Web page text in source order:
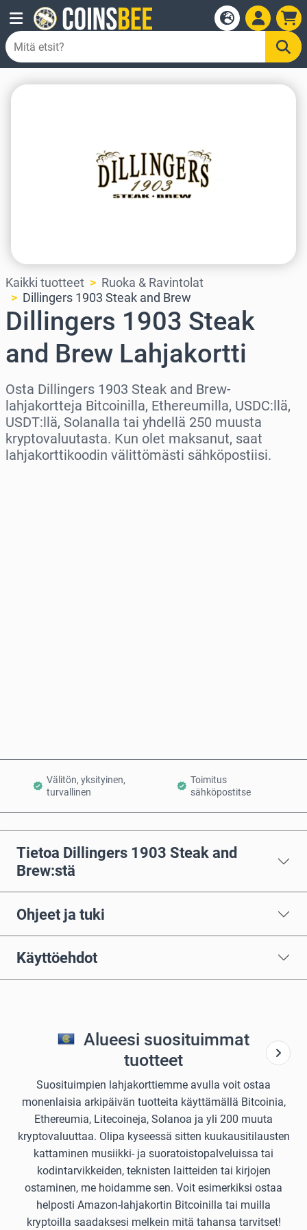
Kaikki tuotteet
Ruoka & Ravintolat
Dillingers 1903 Steak and Brew
Dillingers 1903 Steak
and Brew Lahjakortti
Osta Dillingers 1903 Steak and Brew-
lahjakortteja Bitcoinilla, Ethereumilla, USDC:llä,
USDT:llä, Solanalla tai yhdellä 250 muusta
kryptovaluutasta. Kun olet maksanut, saat
lahjakorttikoodin välittömästi sähköpostiisi.
Välitön, yksityinen,
turvallinen
Toimitus
sähköpostitse
Tietoa Dillingers 1903 Steak and
Brew:stä
Ohjeet ja tuki
Käyttöehdot
Alueesi suosituimmat
tuotteet
Suosituimpien lahjakorttiemme avulla voit ostaa
monenlaisia arkipäivän tuotteita käyttämällä Bitcoinia,
Ethereumia, Litecoineja, Solanoa ja yli 200 muuta
kryptovaluuttaa. Olipa kyseessä sitten kuukausitilausten
kattaminen musiikki- ja suoratoistopalveluissa tai
kodintarvikkeiden, teknisten laitteiden tai kirjojen
ostaminen, me hoidamme sen. Voit esimerkiksi ostaa
helposti Amazon-lahjakortin Bitcoinilla tai muilla
kryptoilla saadaksesi melkein mitä tahansa tarvitset!